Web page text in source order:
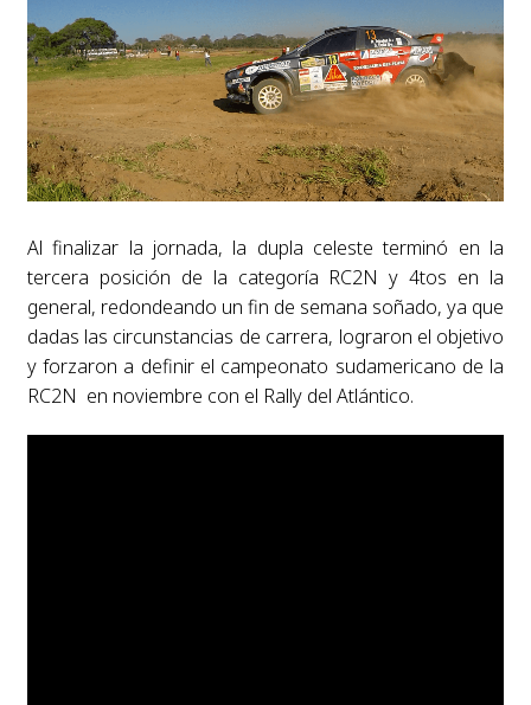
Al finalizar la jornada, la dupla celeste terminó en la
tercera posición de la categoría RC2N y 4tos en la
general, redondeando un fin de semana soñado, ya que
dadas las circunstancias de carrera, lograron el objetivo
y forzaron a definir el campeonato sudamericano de la
RC2N en noviembre con el Rally del Atlántico.